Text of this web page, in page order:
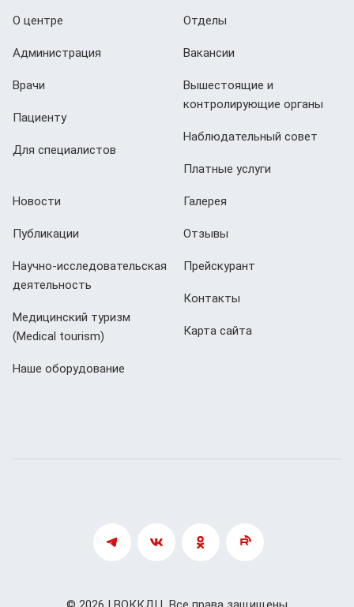
О центре
Администрация
Врачи
Пациенту
Для специалистов
Отделы
Вакансии
Вышестоящие и
контролирующие органы
Наблюдательный совет
Платные услуги
Новости
Публикации
Научно-исследовательская
деятельность
Медицинский туризм
(Мedical tourism)
Наше оборудование
Галерея
Отзывы
Прейскурант
Контакты
Карта сайта